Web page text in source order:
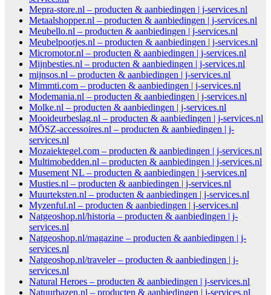
Mepra-store.nl – producten & aanbiedingen | j-services.nl
Metaalshopper.nl – producten & aanbiedingen | j-services.nl
Meubello.nl – producten & aanbiedingen | j-services.nl
Meubelpootjes.nl – producten & aanbiedingen | j-services.nl
Micromotor.nl – producten & aanbiedingen | j-services.nl
Mijnbesties.nl – producten & aanbiedingen | j-services.nl
mijnsos.nl – producten & aanbiedingen | j-services.nl
Mimmti.com – producten & aanbiedingen | j-services.nl
Modemania.nl – producten & aanbiedingen | j-services.nl
Molke.nl – producten & aanbiedingen | j-services.nl
Mooideurbeslag.nl – producten & aanbiedingen | j-services.nl
MŌSZ-accessoires.nl – producten & aanbiedingen | j-
services.nl
Mozaiektegel.com – producten & aanbiedingen | j-services.nl
Multimobedden.nl – producten & aanbiedingen | j-services.nl
Musement NL – producten & aanbiedingen | j-services.nl
Musties.nl – producten & aanbiedingen | j-services.nl
Muurteksten.nl – producten & aanbiedingen | j-services.nl
Myzenful.nl – producten & aanbiedingen | j-services.nl
Natgeoshop.nl/historia – producten & aanbiedingen | j-
services.nl
Natgeoshop.nl/magazine – producten & aanbiedingen | j-
services.nl
Natgeoshop.nl/traveler – producten & aanbiedingen | j-
services.nl
Natural Heroes – producten & aanbiedingen | j-services.nl
Natuurbazen.nl – producten & aanbiedingen | j-services.nl